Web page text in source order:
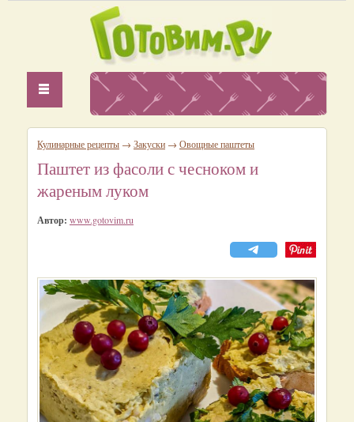
Кулинарные рецепты → Закуски → Овощные паштеты
Паштет из фасоли с чесноком и
жареным луком
Автор: www.gotovim.ru